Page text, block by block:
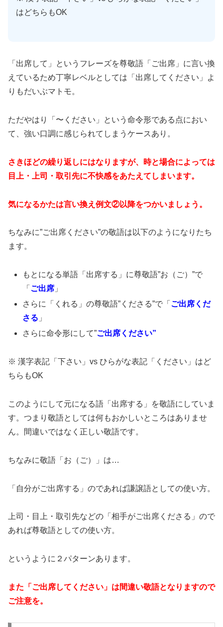
はどちらもOK
「出席して」というフレーズを尊敬語「ご出席」に言い換
えているため丁寧レベルとしては「出席してください」よ
りもだいぶマトモ。
ただやはり「〜ください」という命令形である点におい
て、強い口調に感じられてしまうケースあり。
さきほどの繰り返しにはなりますが、時と場合によっては
目上・上司・取引先に不快感をあたえてしまいます。
気になるかたは言い換え例文②以降をつかいましょう。
ちなみに”ご出席ください”の敬語は以下のようになりたち
ます。
もとになる単語「出席する」に尊敬語”お（ご）”で
「 ご出席 」
さらに「くれる」の尊敬語”くださる”で「 ご出席くだ
さる 」
さらに命令形にして”ご出席ください”
※ 漢字表記「下さい」vs ひらがな表記「ください」はど
ちらもOK
このようにして元になる語「出席する」を敬語にしていま
す。つまり敬語としては何もおかしいところはありませ
ん。間違いではなく正しい敬語です。
ちなみに敬語「お（ご）」は…
「自分がご出席する」のであれば謙譲語としての使い方。
上司・目上・取引先などの「相手がご出席くださる」ので
あれば尊敬語としての使い方。
というように２パターンあります。
また「ご出席してください」は間違い敬語となりますので
ご注意を。